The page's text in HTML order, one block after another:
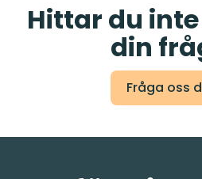
Hittar du
din
Fråga oss